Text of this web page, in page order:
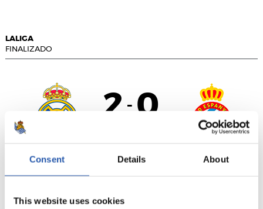
Consent Details About
This website uses cookies
LALIGA
FINALIZADO
2 - 0